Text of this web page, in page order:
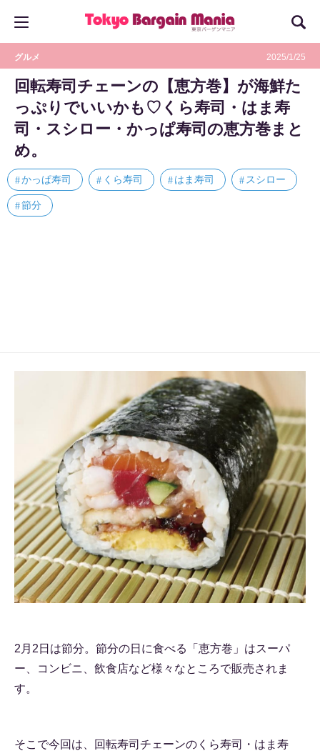
グルメ 2025/1/25
回転寿司チェーンの【恵方巻】が海鮮た
っぷりでいいかも♡くら寿司・はま寿
司・スシロー・かっぱ寿司の恵方巻まと
め。
かっぱ寿司 くら寿司 はま寿司 スシロー
節分
2月2日は節分。節分の日に食べる「恵方巻」はスーパ
ー、コンビニ、飲食店など様々なところで販売されま
す。
そこで今回は、回転寿司チェーンのくら寿司・はま寿